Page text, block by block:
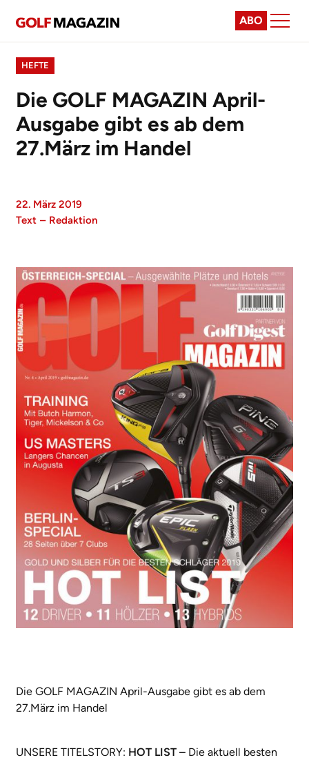
ABO
HEFTE
Die GOLF MAGAZIN April-
Ausgabe gibt es ab dem
27.März im Handel
22. März 2019
Text – Redaktion
Die GOLF MAGAZIN April-Ausgabe gibt es ab dem
27.März im Handel
UNSERE TITELSTORY: HOT LIST – Die aktuell besten